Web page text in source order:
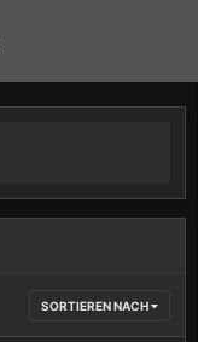
SORTIEREN NACH